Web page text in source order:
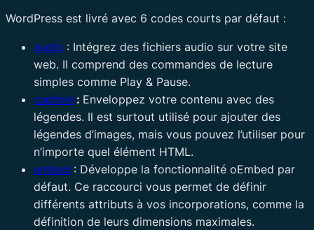
WordPress est livré avec 6 codes courts par défaut :
audio : Intégrez des fichiers audio sur votre site
web. Il comprend des commandes de lecture
simples comme Play & Pause.
caption : Enveloppez votre contenu avec des
légendes. Il est surtout utilisé pour ajouter des
légendes d’images, mais vous pouvez l’utiliser pour
n’importe quel élément HTML.
embed : Développe la fonctionnalité oEmbed par
défaut. Ce raccourci vous permet de définir
différents attributs à vos incorporations, comme la
définition de leurs dimensions maximales.